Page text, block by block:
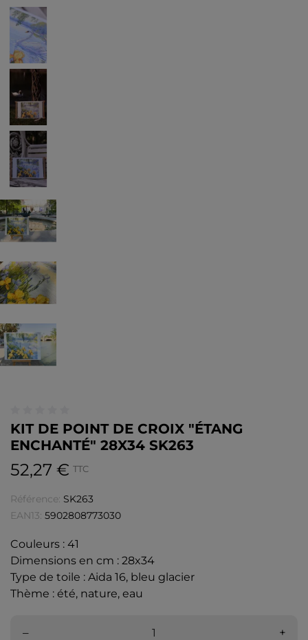
KIT DE POINT DE CROIX "ÉTANG
ENCHANTÉ" 28X34 SK263
52,27 € TTC
Référence: SK263
EAN13: 5902808773030
Couleurs : 41
Dimensions en cm : 28x34
Type de toile : Aida 16, bleu glacier
Thème : été, nature, eau
– +